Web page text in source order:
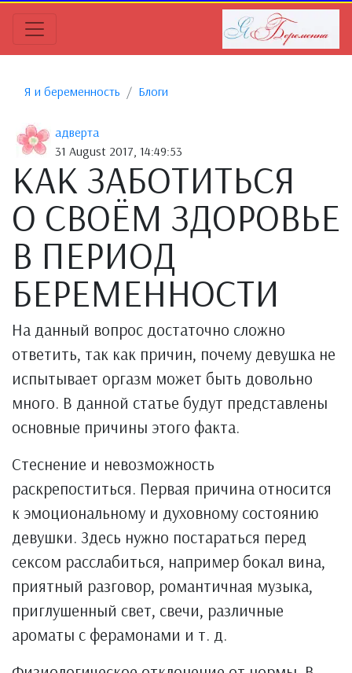
Я и беременность Блоги
адверта
31 August 2017, 14:49:53
КАК ЗАБОТИТЬСЯ
О СВОЁМ ЗДОРОВЬЕ
В ПЕРИОД
БЕРЕМЕННОСТИ
На данный вопрос достаточно сложно
ответить, так как причин, почему девушка не
испытывает оргазм может быть довольно
много. В данной статье будут представлены
основные причины этого факта.
Стеснение и невозможность
раскрепоститься. Первая причина относится
к эмоциональному и духовному состоянию
девушки. Здесь нужно постараться перед
сексом расслабиться, например бокал вина,
приятный разговор, романтичная музыка,
приглушенный свет, свечи, различные
ароматы с ферамонами и т. д.